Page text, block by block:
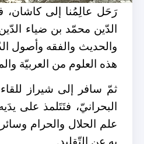
رَحَل عالِمُنا إلى كاشان،
الدّين محمّد بن ضياء
والحديث والفقه وأصول
هذه العلوم من العربيّة
ثمّ سافر إلى شيراز
البحرانيّ، فتَتَلمذ على
علم الحلال والحرام
به عن التّقليد.